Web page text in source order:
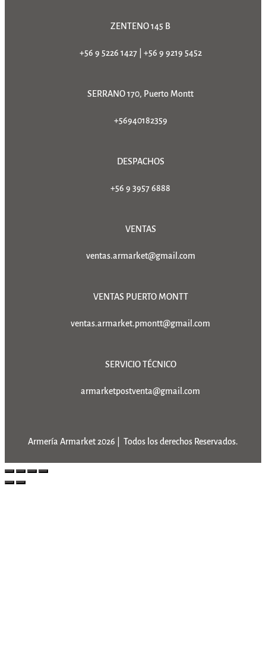
ZENTENO 145 B
+56 9 5226 1427| +56 9 9219 5452
SERRANO 170, Puerto Montt
+56940182359
DESPACHOS
+56 9 3957 6888
VENTAS
ventas.armarket@gmail.com
VENTAS PUERTO MONTT
ventas.armarket.pmontt@gmail.com
SERVICIO TÉCNICO
armarketpostventa@gmail.com
Armería Armarket 2026 | Todos los derechos Reservados.